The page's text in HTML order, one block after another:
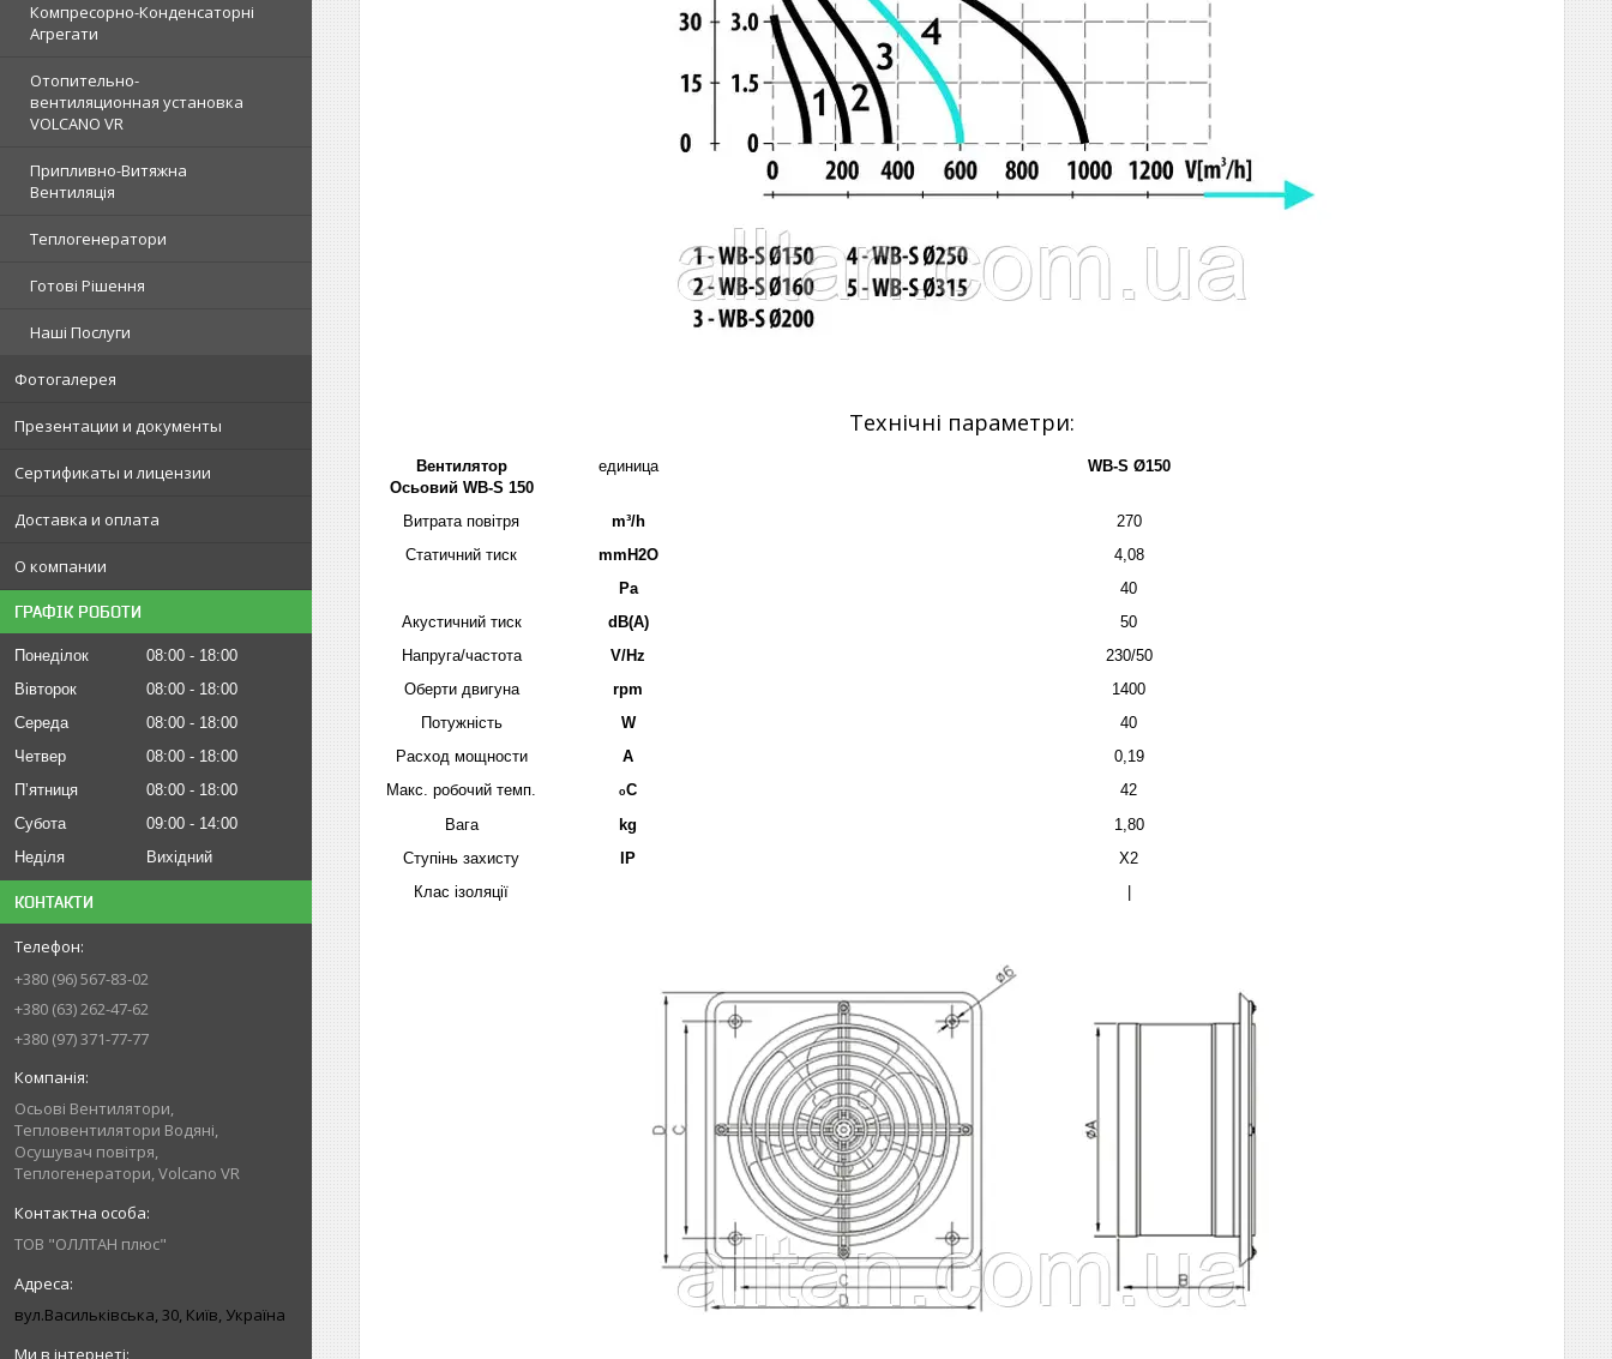
Компресорно-Конденсаторні
Агрегати
Отопительно-
вентиляционная установка
VOLCANO VR
Припливно-Витяжна
Вентиляція
Теплогенератори
Готові Рішення
Наші Послуги
Фотогалерея
Презентации и документы
Сертификаты и лицензии
Доставка и оплата
О компании
ГРАФІК РОБОТИ
Понеділок 08:00
18:00
Вівторок
08:00
18:00
Середа
08:00
18:00
Четвер
08:00
18:00
Пʼятниця
08:00
18:00
Субота
09:00
14:00
Неділя
Вихідний
КОНТАКТИ
+380 (96) 567-83-02
+380 (63) 262-47-62
+380 (97) 371-77-77
Осьові Вентилятори,
Тепловентилятори Водяні,
Осушувач повітря,
Теплогенератори, Volcano VR
ТОВ "ОЛЛТАН плюс"
вул.Васильківська, 30, Київ, Україна
Технічні параметри:
Вентилятор
Осьовий WB-S 150
единица WB-S Ø150
Витрата повітря m³/h
270
Статичний тиск
mmH2O
4,08
Pa
40
Акустичний тиск
dB(A)
50
Напруга/частота
V/Hz
230/50
Оберти двигуна
rpm
1400
Потужність
W
40
Расход мощности
A
0,19
Макс. робочий темп.
oC
42
Вага
kg
1,80
Ступінь захисту
IP
X2
Клас ізоляції